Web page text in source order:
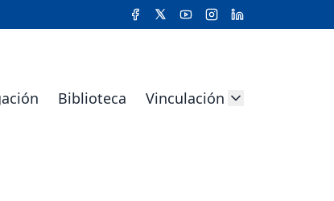
Biblioteca Vinculación